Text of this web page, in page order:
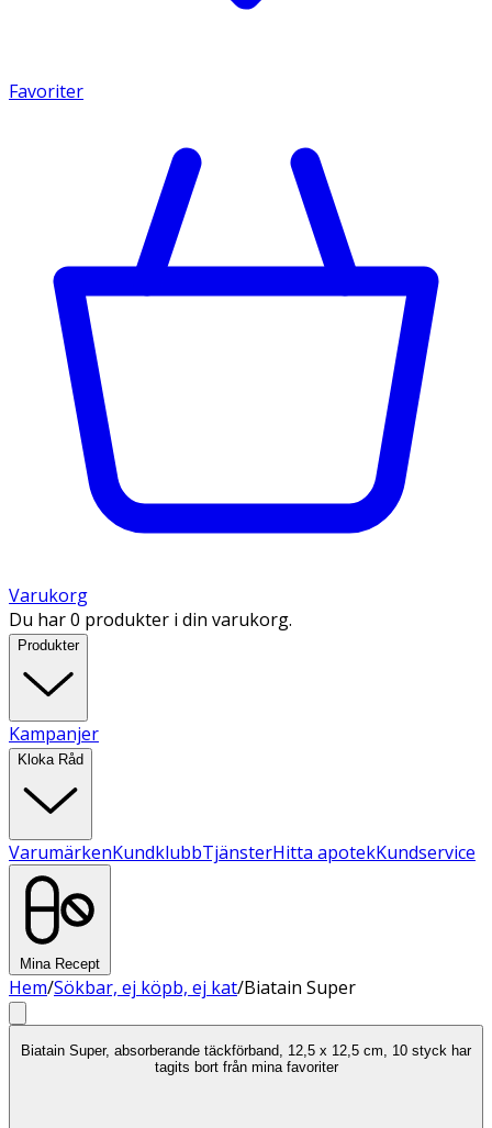
Favoriter
Varukorg
Du har 0 produkter i din varukorg.
Produkter
Kampanjer
Kloka Råd
VarumärkenKundklubbTjänsterHitta apotekKundservice
Mina Recept
Hem/Sökbar, ej köpb, ej kat/Biatain Super
Biatain Super, absorberande täckförband, 12,5 x 12,5 cm, 10 styck har
tagits bort från mina favoriter